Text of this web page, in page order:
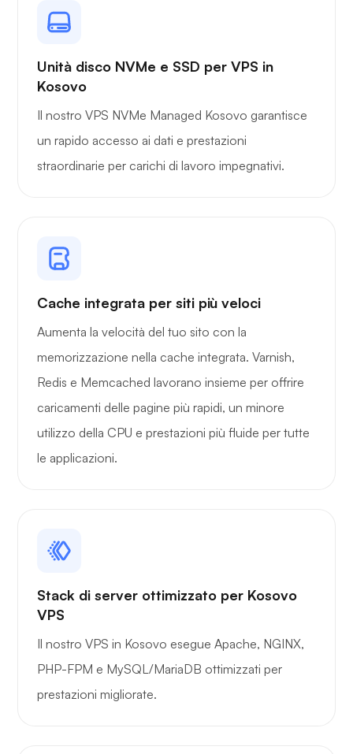
Meraviglia
Playtube
Unità disco NVMe e SSD per VPS in
Kosovo
Il nostro VPS NVMe Managed Kosovo garantisce
un rapido accesso ai dati e prestazioni
straordinarie per carichi di lavoro impegnativi.
Cache integrata per siti più veloci
Aumenta la velocità del tuo sito con la
memorizzazione nella cache integrata. Varnish,
Redis e Memcached lavorano insieme per offrire
caricamenti delle pagine più rapidi, un minore
utilizzo della CPU e prestazioni più fluide per tutte
le applicazioni.
Stack di server ottimizzato per Kosovo
VPS
Il nostro VPS in Kosovo esegue Apache, NGINX,
PHP-FPM e MySQL/MariaDB ottimizzati per
prestazioni migliorate.